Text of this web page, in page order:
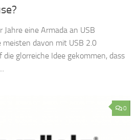
Jahre eine Armada an USB
davon mit USB 2.0
glorreiche Idee gekommen, dass
0